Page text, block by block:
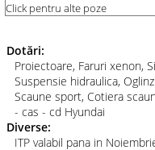
Click pentru alte poze
Dotări:
Proiectoare, Faruri xenon,
Suspensie hidraulica,
Scaune sport, Cotiera
- cas - cd Hyundai
Diverse:
ITP valabil pana in